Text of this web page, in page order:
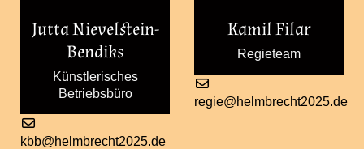
Jutta Nievelstein-
Bendiks
Künstlerisches
Betriebsbüro
kbb@helmbrecht2025.de
Kamil Filar
Regieteam
regie@helmbrecht2025.de